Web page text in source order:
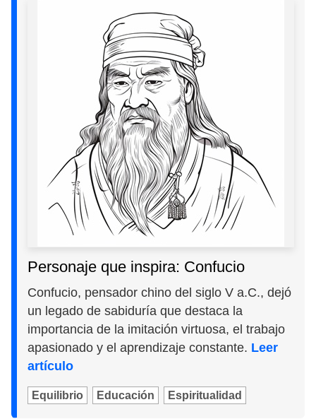
Personaje que inspira: Confucio
Confucio, pensador chino del siglo V a.C., dejó
un legado de sabiduría que destaca la
importancia de la imitación virtuosa, el trabajo
apasionado y el aprendizaje constante. Leer
artículo
Equilibrio Educación Espiritualidad